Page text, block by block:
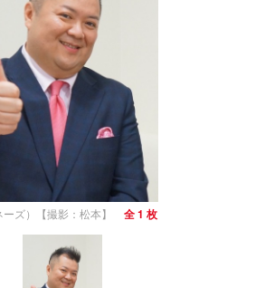
ズ）【撮影：松本】 全 1 枚